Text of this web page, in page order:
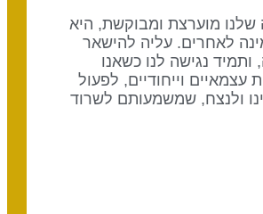
מוערצת ומבוקשת, היא
לאחרים. עליה להישאר
נגישה לנו כשאנו
וייחודיים, לפעול
ולנצח, שמשמעותם לשרוד